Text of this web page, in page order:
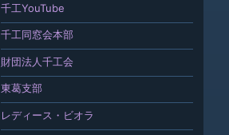
千工YouTube
千工同窓会本部
財団法人千工会
東葛支部
レディース・ビオラ